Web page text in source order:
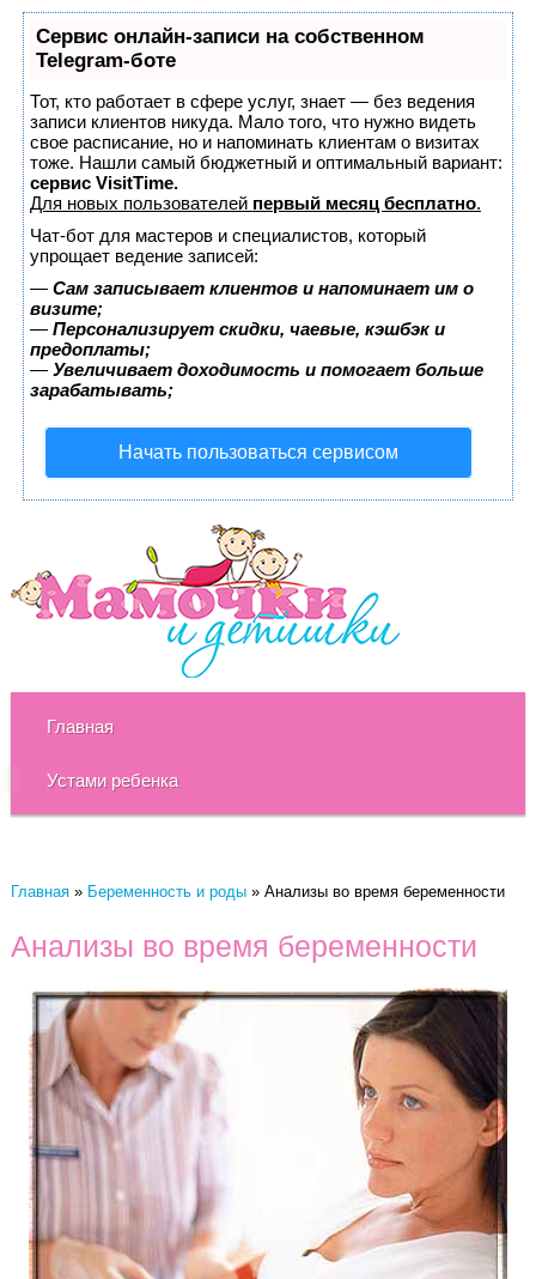
Сервис онлайн-записи на собственном
Telegram-боте
Тот, кто работает в сфере услуг, знает — без ведения
записи клиентов никуда. Мало того, что нужно видеть
свое расписание, но и напоминать клиентам о визитах
тоже. Нашли самый бюджетный и оптимальный вариант:
сервис VisitTime.
Для новых пользователей первый месяц бесплатно.
Чат-бот для мастеров и специалистов, который
упрощает ведение записей:
— Сам записывает клиентов и напоминает им о
визите;
— Персонализирует скидки, чаевые, кэшбэк и
предоплаты;
— Увеличивает доходимость и помогает больше
зарабатывать;
Начать пользоваться сервисом
Главная
Устами ребенка
Главная» Беременность и роды» Анализы во время беременности
Анализы во время беременности